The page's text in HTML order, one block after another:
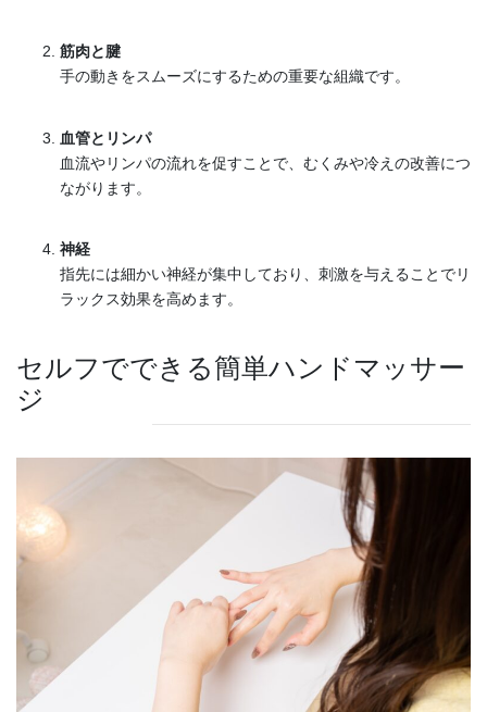
筋肉と腱
手の動きをスムーズにするための重要な組織です。
血管とリンパ
血流やリンパの流れを促すことで、むくみや冷えの改善につ
ながります。
神経
指先には細かい神経が集中しており、刺激を与えることでリ
ラックス効果を高めます。
セルフでできる簡単ハンドマッサー
ジ